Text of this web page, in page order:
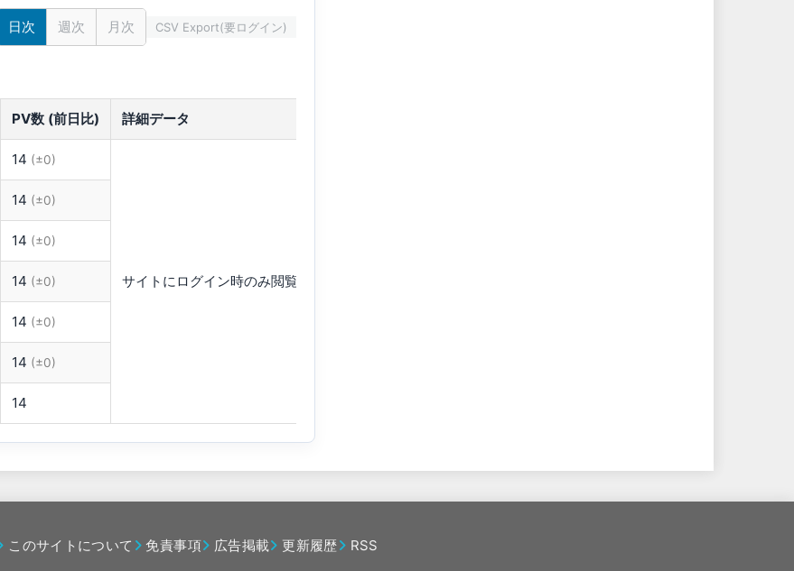
日次 週次 月次 CSV Export(要ログイン)
PV数 (前日比) 詳細データ
14 (±0)
サイトにログイン時のみ閲覧可能です。
14 (±0)
14 (±0)
14 (±0)
14 (±0)
14 (±0)
14
このサイトについて 免責事項 広告掲載 更新履歴 RSS